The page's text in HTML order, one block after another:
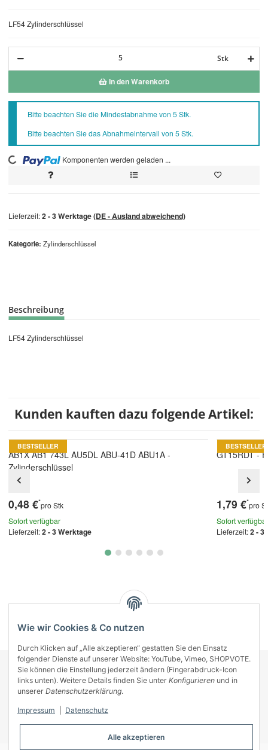
Kategorie Zylinderschlüssel
LF54 Zylinderschlüssel
Stk
In den Warenkorb
xBitte beachten Sie die Mindestabnahme von 5 Stk.
Bitte beachten Sie das Abnahmeintervall von 5 Stk.
Loading... Komponenten werden geladen ...
Lieferzeit:2 - 3 Werktage(DE - Ausland abweichend)
Beschreibung
LF54 Zylinderschlüssel
Kunden kauften dazu folgende Artikel:
BESTSELLER
AB1X AB1 743L AU5DL ABU-41D ABU1A -
Zylinderschlüssel
0,48 €*pro Stk
Sofort verfügbar
Lieferzeit:2 - 3 Werktage
BESTSELLER
GT15RDT -
1,79 €*pro
Sofort verfügbar
Lieferzeit:2 - 3
KONTAKT
INFORMATIONEN
ZAHLUNGSARTEN
Wie wir Cookies & Co nutzen
Durch Klicken auf „Alle akzeptieren“ gestatten Sie den Einsatz
folgender Dienste auf unserer Website: YouTube, Vimeo, SHOPVOTE.
Sie können die Einstellung jederzeit ändern (Fingerabdruck-Icon
links unten). Weitere Details finden Sie unter Konfigurieren und in
unserer Datenschutzerklärung.
Impressum Datenschutz
Alle akzeptieren